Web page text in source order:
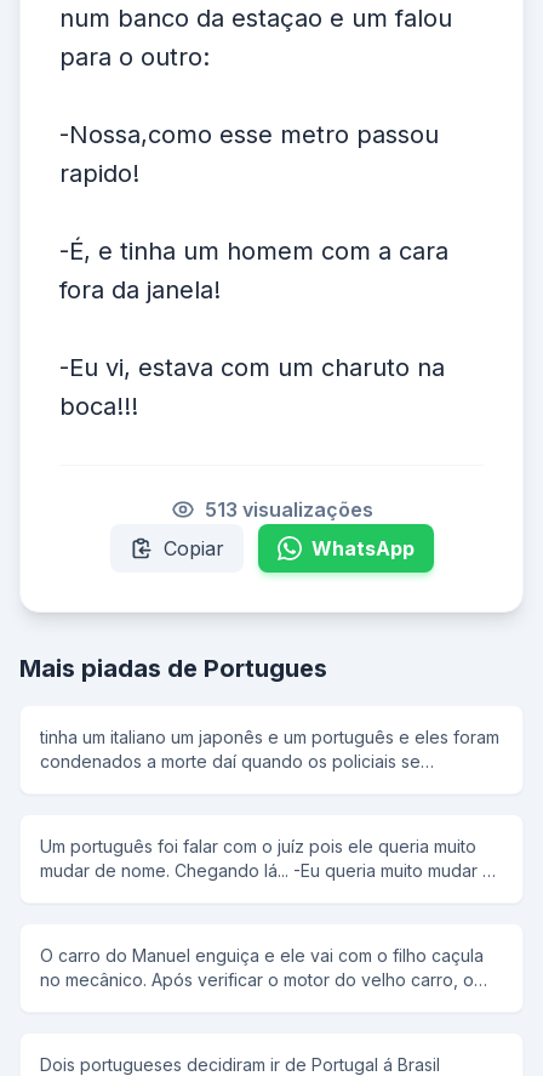
num banco da estaçao e um falou
para o outro:
-Nossa,como esse metro passou
rapido!
-É, e tinha um homem com a cara
fora da janela!
-Eu vi, estava com um charuto na
boca!!!
513 visualizações
Copiar
WhatsApp
Mais piadas de Portugues
tinha um italiano um japonês e um português e eles foram
condenados a morte daí quando os policiais se
japa falou olha o terremoto e os policiais olharam para
trás e ele fugiu. aí chegou a vez do portuga e o coronel
Um português foi falar com o juíz pois ele queria muito
mudar de nome. Chegando lá... -Eu queria muito mudar o
nome seja mudado, para que nome o senhor quer
mudar? -Joaquim Bosta...
O carro do Manuel enguiça e ele vai com o filho caçula
no mecânico. Após verificar o motor do velho carro, o
Dois portugueses decidiram ir de Portugal á Brasil